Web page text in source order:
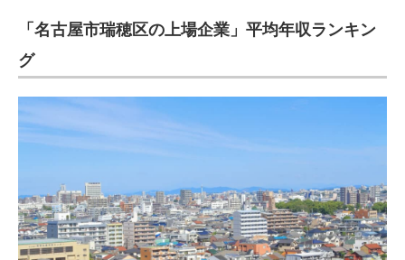
「名古屋市瑞穂区の上場企業」平均年収ランキン
グ